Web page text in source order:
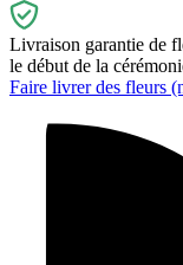
Livraison garantie de
le début de la
Faire livrer des fleurs